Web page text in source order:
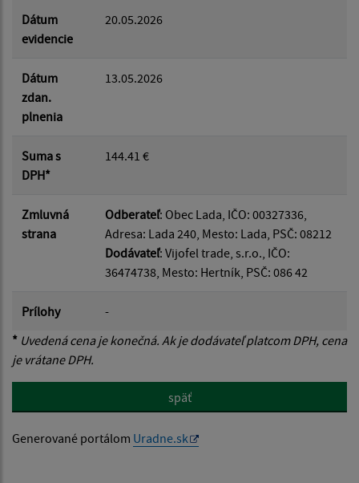
Dátum
evidencie
20.05.2026
Dátum
zdan.
plnenia
13.05.2026
Suma s
DPH*
144.41 €
Zmluvná
strana
Odberateľ: Obec Lada, IČO: 00327336,
Adresa: Lada 240, Mesto: Lada, PSČ: 08212
Dodávateľ: Vijofel trade, s.r.o., IČO:
36474738, Mesto: Hertník, PSČ: 086 42
Prílohy
-
* Uvedená cena je konečná. Ak je dodávateľ platcom DPH, cena
je vrátane DPH.
späť
Generované portálom Uradne.sk